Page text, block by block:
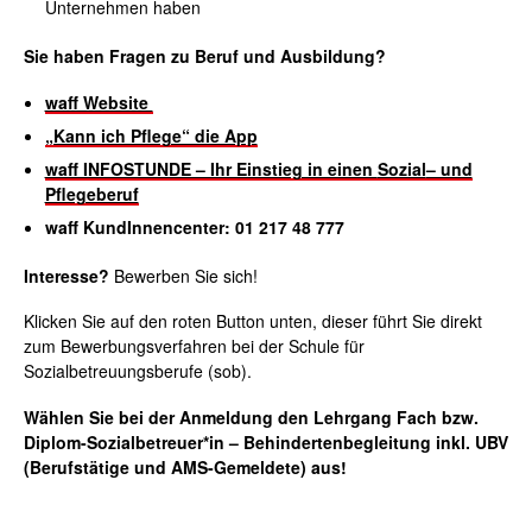
Unternehmen haben
Sie haben Fragen zu Beruf und Ausbildung?
waff Website
„Kann ich Pflege“ die App
waff INFOSTUNDE – Ihr Einstieg in einen Sozial– und
Pflegeberuf
waff KundInnencenter: 01 217 48 777
Interesse? Bewerben Sie sich!
Klicken Sie auf den roten Button unten, dieser führt Sie direkt
zum Bewerbungsverfahren bei der Schule für
Sozialbetreuungsberufe (sob).
Wählen Sie bei der Anmeldung den Lehrgang Fach bzw.
Diplom-Sozialbetreuer*in – Behindertenbegleitung inkl. UBV
(Berufstätige und AMS-Gemeldete) aus!